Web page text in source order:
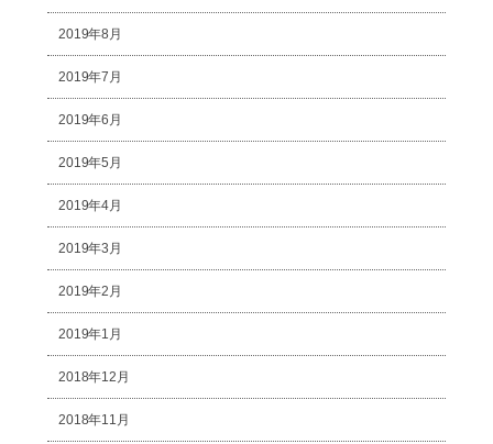
2019年8月
2019年7月
2019年6月
2019年5月
2019年4月
2019年3月
2019年2月
2019年1月
2018年12月
2018年11月